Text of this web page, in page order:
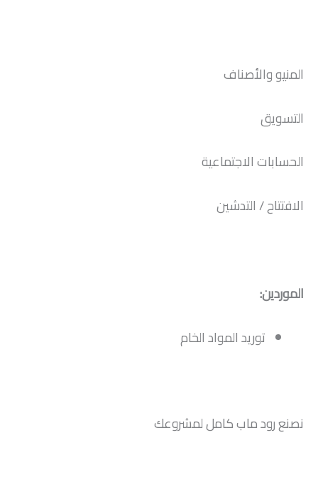
المنيو والأصناف
التسويق
الحسابات الاجتماعية
الافتتاح / التدشين
الموردين:
توريد المواد الخام
نصنع رود ماب كامل لمشروعك